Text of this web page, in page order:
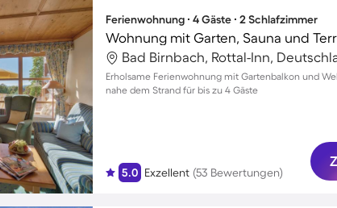
Ferienwohnung ∙ 4 Gäste ∙ 2 Schlafzimmer
Bad Birnbach, Rottal-Inn,
Erholsame Ferienwohnung mit Gartenbalkon und
nahe dem Strand für bis zu 4 Gäste
5.0 Exzellent (53 Bewertungen)